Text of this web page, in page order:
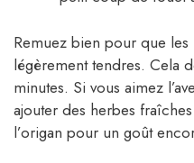
Remuez bien pour que
légèrement tendres. Cela
minutes. Si vous aimez
ajouter des herbes
l’origan pour un goût